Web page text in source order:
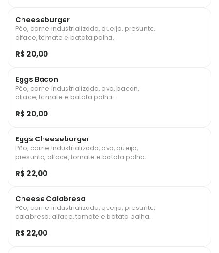
Cheeseburger
Pão, carne industrializada, queijo, presunto,
alface, tomate e batata palha.
R$ 20,00
Eggs Bacon
Pão, carne industrializada, ovo, bacon,
alface, tomate e batata palha.
R$ 20,00
Eggs Cheeseburger
Pão, carne industrializada, ovo, queijo,
presunto, alface, tomate e batata palha.
R$ 22,00
Cheese Calabresa
Pão, carne industrializada, queijo, presunto,
calabresa, alface, tomate e batata palha.
R$ 22,00